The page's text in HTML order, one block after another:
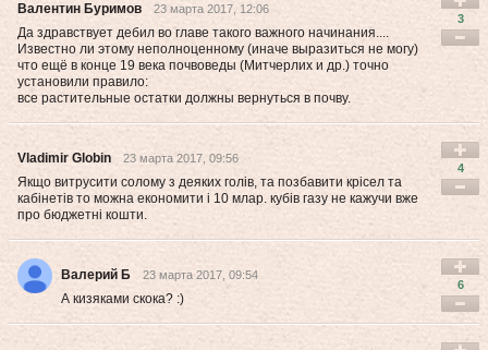
Валентин Буримов 23 марта 2017, 12:06
Да здравствует дебил во главе такого важного начинания....
Известно ли этому неполноценному (иначе выразиться не могу)
что ещё в конце 19 века почвоведы (Митчерлих и др.) точно
установили правило:
все растительные остатки должны вернуться в почву.
3
Vladimir Globin 23 марта 2017, 09:56
Якщо витрусити солому з деяких голів, та позбавити крісел та
кабінетів то можна економити і 10 млар. кубів газу не кажучи вже
про бюджетні кошти.
4
Валерий Б 23 марта 2017, 09:54
А кизяками скока? :)
6